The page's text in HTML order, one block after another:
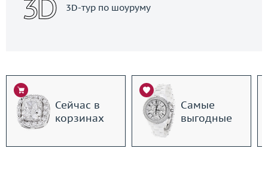
3D-тур по шоуруму
Сейчас в
корзинах
Самые
выгодные